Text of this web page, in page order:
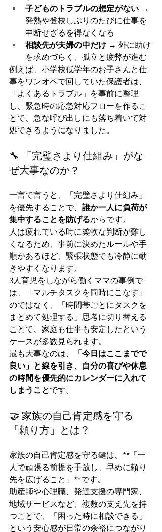
子どものトラブルの想定がない →
発熱や登校しぶりのたびに仕事を
中断せざるを得なくなる
相談先が夫婦の中だけ → 外に助け
を求めづらく、孤立と疲弊が進む
例えば、小学校低学年のお子さんと仕
事をワンオペで回していた保護者は、
「よくあるトラブル」を事前に整理
し、緊急時の応急対応フローを作るこ
とで、急な呼び出しにも落ち着いて対
処できるようになりました。
🔧 「完璧さより仕組み」がな
ぜ大事なのか？
一言で言うと、「完璧さより仕組み」
を優先することで、 誰か一人に負荷が
集中することを防げるからです。
人は疲れている時に柔軟な判断が難し
くなるため、事前に決めたルールや手
順があるほど、緊張状態でも冷静に動
きやすくなります。
3人育児をしながら働くママの事例で
は、「マルチタスクを同時にこなす」
のではなく、「時間帯ごとにタスクを
まとめて処理する」思考に切り替える
ことで、家庭も仕事も安定したという
ケースが多数見られます。
最も大事なのは、
「今日はここまでで
良い」と線を引き、自分の喜びや休息
の時間を優先的にカレンダーに入れて
しまうことです。
🤝 家族の自己肯定感を守る
「頼り方」とは？
家族の自己肯定感を守る鍵は、**「一
人で頑張る前提を手放し、早めに頼り
先を広げること」**です。
助産師や心理職、発達支援の専門家、
地域サービスなど、複数の支え先を持
つことで、「困った時に相談できる」
という安心感が日常の余裕につながり